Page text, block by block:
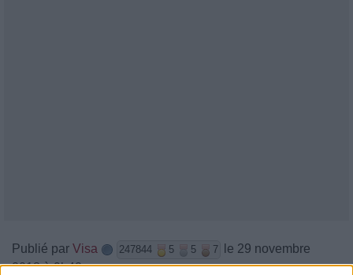
Publié par Visa 247844 5 5 7
le 29 novembre
2018 à 9h42.